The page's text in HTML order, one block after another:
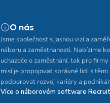
O nás
Jsme společnost s jasnou vizí a
náboru a zaměstnanosti. Nabízíme
uchazeče o zaměstnání, tak pro
misí je propojovat správné lidi s
podporovat rozvoj kariéry a
Více o náborovém software